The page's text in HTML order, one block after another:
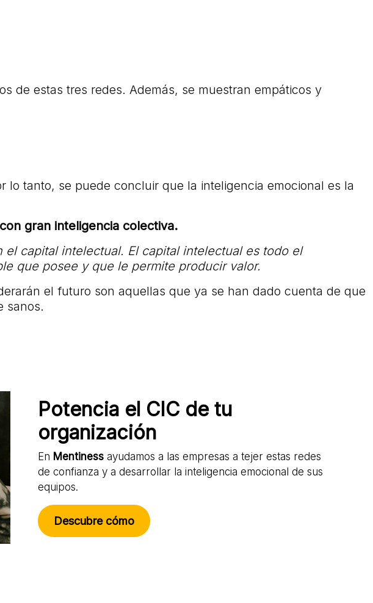
de estas tres redes. Además, se muestran empáticos y
lo tanto, se puede concluir que la inteligencia emocional es la
gran inteligencia colectiva.
capital intelectual. El capital intelectual es todo el
que posee y que le permite producir valor.
el futuro son aquellas que ya se han dado cuenta de que
sanos.
Potencia el CIC de tu
organización
En Mentinessayudamos a las empresas a tejer estas redes
de confianza y a desarrollar la inteligencia emocional de sus
equipos.
Descubre cómo